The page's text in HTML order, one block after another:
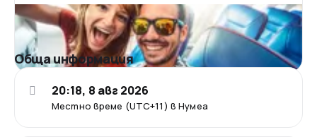
Обща информация
Местно време (UTC+11) в Нумеа
20:18, 8 авг 2026